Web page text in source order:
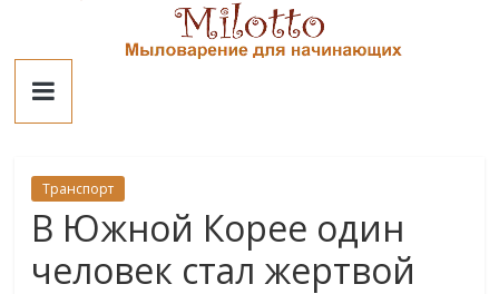
contentМилотто
Транспорт
В Южной Корее один
человек стал жертвой